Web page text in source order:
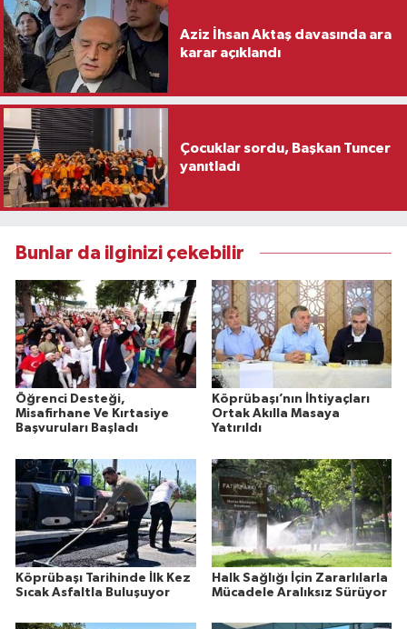
Aziz İhsan Aktaş davasında ara
karar açıklandı
Çocuklar sordu, Başkan Tuncer
yanıtladı
Bunlar da ilginizi çekebilir
Öğrenci Desteği,
Misafirhane Ve Kırtasiye
Başvuruları Başladı
Köprübaşı’nın İhtiyaçları
Ortak Akılla Masaya
Yatırıldı
Köprübaşı Tarihinde İlk Kez
Sıcak Asfaltla Buluşuyor
Halk Sağlığı İçin Zararlılarla
Mücadele Aralıksız Sürüyor